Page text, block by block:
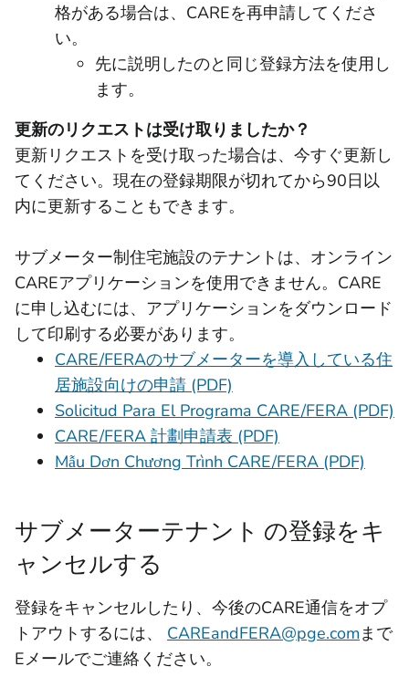
格がある場合は、CAREを再申請してくださ
い。
先に説明したのと同じ登録方法を使用し
ます。
更新のリクエストは受け取りましたか？
更新リクエストを受け取った場合は、今すぐ更新し
てください。現在の登録期限が切れてから90日以
内に更新することもできます。
サブメーター制住宅施設のテナントは、オンライン
CAREアプリケーションを使用できません。CARE
に申し込むには、アプリケーションをダウンロード
して印刷する必要があります。
CARE/FERAのサブメーターを導入している住
居施設向けの申請 (PDF)
Solicitud Para El Programa CARE/FERA (PDF)
CARE/FERA 計劃申請表 (PDF)
Mẫu Dơn Chương Trình CARE/FERA (PDF)
サブメーターテナント の登録をキ
ャンセルする
登録をキャンセルしたり、今後のCARE通信をオプ
トアウトするには、 CAREandFERA@pge.comまで
Eメールでご連絡ください。